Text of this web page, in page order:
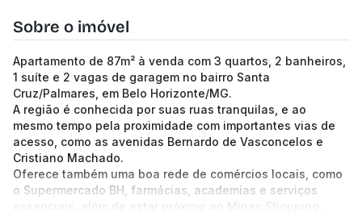
Sobre o imóvel
Apartamento de 87m² à venda com 3 quartos, 2 banheiros,
1 suíte e 2 vagas de garagem no bairro Santa
Cruz/Palmares, em Belo Horizonte/MG.
A região é conhecida por suas ruas tranquilas, e ao
mesmo tempo pela proximidade com importantes vias de
acesso, como as avenidas Bernardo de Vasconcelos e
Cristiano Machado.
Oferece também uma boa rede de comércios locais, como
o Supermercado BH, farmácias, academias e serviços
essenciais, além de estar próximo ao Minas Shopping.